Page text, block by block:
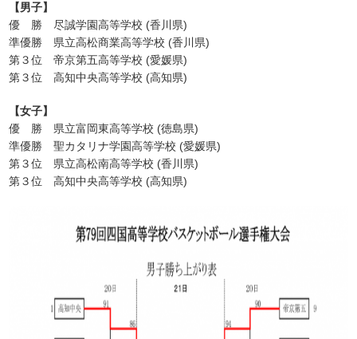
【男子】
優 勝 尽誠学園高等学校 (香川県)
準優勝 県立高松商業高等学校 (香川県)
第３位 帝京第五高等学校 (愛媛県)
第３位 高知中央高等学校 (高知県)
【女子】
優 勝 県立富岡東高等学校 (徳島県)
準優勝 聖カタリナ学園高等学校 (愛媛県)
第３位 県立高松南高等学校 (香川県)
第３位 高知中央高等学校 (高知県)